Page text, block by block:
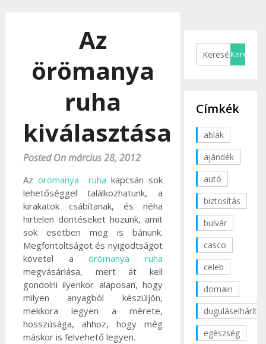
Az
örömanya
ruha
kiválasztása
Posted On március 28, 2012
Az örömanya ruha kapcsán sok
lehetőséggel találkozhatunk, a
kirakatok csábítanak, és néha
hirtelen döntéseket hozunk, amit
sok esetben meg is bánunk.
Megfontoltságot és nyigodtságot
követel aörömanya ruha
megvásárlása, mert át kell
gondolni ilyenkor alaposan, hogy
milyen anyagból készüljön,
mekkora legyen a mérete,
hosszúsága, ahhoz, hogy még
máskor is felvehető legyen.
Címkék
ablak
ajándék
autó
biztosítás
bulvár
casco
celeb
domain
duguláselhárítás
egészség